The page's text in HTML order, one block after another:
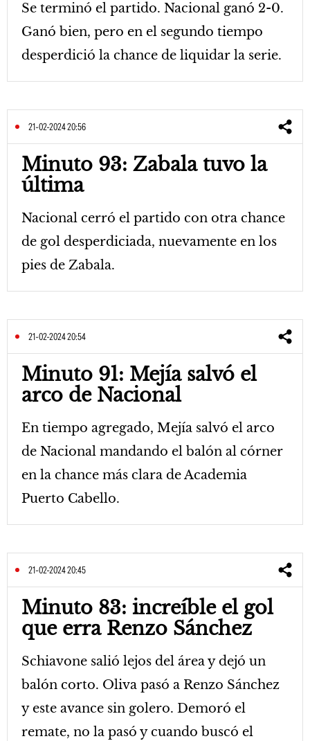
Se terminó el partido. Nacional ganó 2-0.
Ganó bien, pero en el segundo tiempo
desperdició la chance de liquidar la serie.
21-02-2024 20:56
Minuto 93: Zabala tuvo la
última
Nacional cerró el partido con otra chance
de gol desperdiciada, nuevamente en los
pies de Zabala.
21-02-2024 20:54
Minuto 91: Mejía salvó el
arco de Nacional
En tiempo agregado, Mejía salvó el arco
de Nacional mandando el balón al córner
en la chance más clara de Academia
Puerto Cabello.
21-02-2024 20:45
Minuto 83: increíble el gol
que erra Renzo Sánchez
Schiavone salió lejos del área y dejó un
balón corto. Oliva pasó a Renzo Sánchez
y este avance sin golero. Demoró el
remate, no la pasó y cuando buscó el